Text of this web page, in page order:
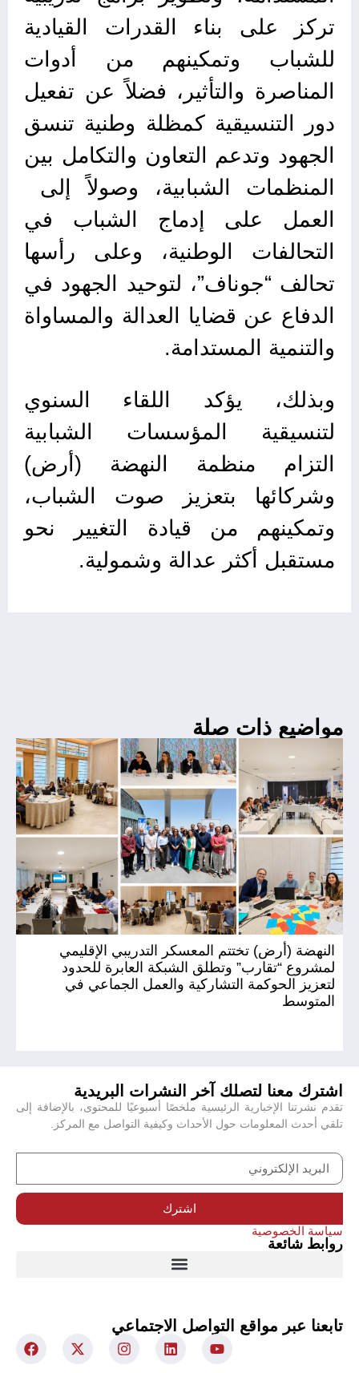
تركز على بناء القدرات القيادية
للشباب وتمكينهم من أدوات
المناصرة والتأثير، فضلاً عن تفعيل
دور التنسيقية كمظلة وطنية تنسق
الجهود وتدعم التعاون والتكامل بين
المنظمات الشبابية، وصولاً إلى
العمل على إدماج الشباب في
التحالفات الوطنية، وعلى رأسها
تحالف “جوناف”، لتوحيد الجهود في
الدفاع عن قضايا العدالة والمساواة
والتنمية المستدامة.
وبذلك، يؤكد اللقاء السنوي
لتنسيقية المؤسسات الشبابية
التزام منظمة النهضة (أرض)
وشركائها بتعزيز صوت الشباب،
وتمكينهم من قيادة التغيير نحو
مستقبل أكثر عدالة وشمولية.
مواضيع ذات صلة
النهضة (أرض) تختتم المعسكر التدريبي الإقليمي
لمشروع “تقارب” وتطلق الشبكة العابرة للحدود
لتعزيز الحوكمة التشاركية والعمل الجماعي في
المتوسط
اشترك معنا لتصلك آخر النشرات البريدية
تقدم نشرتنا الإخبارية الرئيسية ملخصًا أسبوعيًا للمحتوى، بالإضافة إلى
تلقي أحدث المعلومات حول الأحداث وكيفية التواصل مع المركز.
اشترك
سياسة الخصوصية
روابط شائعة
تابعنا عبر مواقع التواصل الاجتماعي